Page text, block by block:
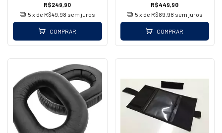
R$249,90
5 x de R$49,98 sem juros
COMPRAR
R$449,90
5 x de R$89,98 sem juros
COMPRAR